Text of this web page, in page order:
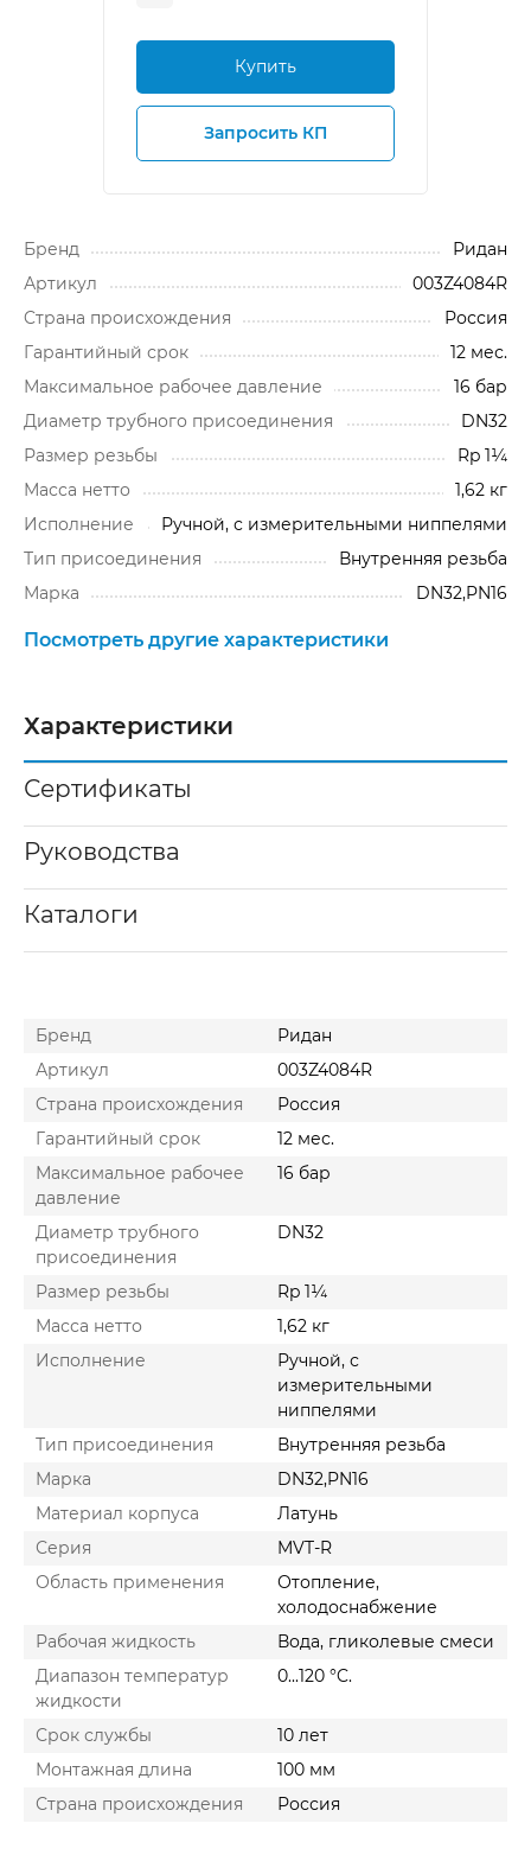
Бренд
Ридан
Артикул
003Z4084R
Cтрана происхождения
Россия
Гарантийный срок
12 мес.
Максимальное рабочее давление
16 бар
Диаметр трубного присоединения
DN32
Размер резьбы
Rp 1¼
Масса нетто
1,62 кг
Исполнение
Ручной, с измерительными ниппелями
Тип присоединения
Внутренняя резьба
Марка
DN32,PN16
Посмотреть другие характеристики
Купить
Запросить КП
Характеристики
Сертификаты
Руководства
Каталоги
Бренд
Ридан
Артикул
003Z4084R
Cтрана происхождения
Россия
Гарантийный срок
12 мес.
Максимальное рабочее
давление
16 бар
Диаметр трубного
присоединения
DN32
Размер резьбы
Rp 1¼
Масса нетто
1,62 кг
Исполнение
Ручной, с
измерительными
ниппелями
Тип присоединения
Внутренняя резьба
Марка
DN32,PN16
Материал корпуса
Латунь
Серия
MVT-R
Область применения
Отопление,
холодоснабжение
Рабочая жидкость
Вода, гликолевые смеси
Диапазон температур
жидкости
0...120 °C.
Срок службы
10 лет
Монтажная длина
100 мм
Страна происхождения
Россия